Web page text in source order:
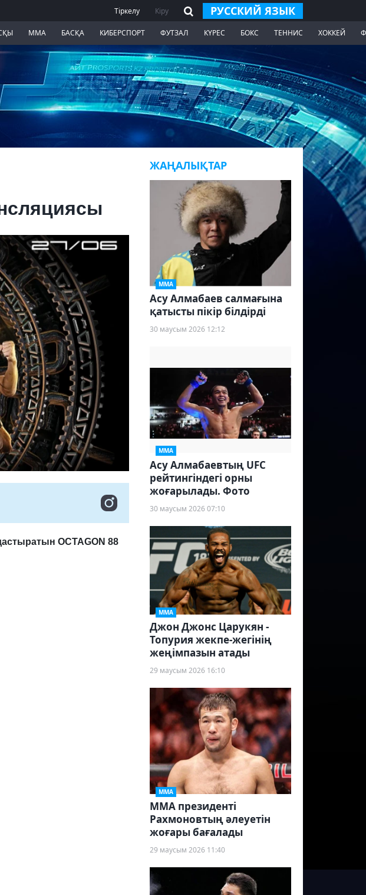
Тіркелу Кіру РУССКИЙ ЯЗЫК
ММА БАСҚА КИБЕРСПОРТ ФУТЗАЛ КҮРЕС БОКС ТЕННИС ХОККЕЙ
OCTAGON 88
ЖАҢАЛЫҚТАР
ММА
Асу Алмабаев салмағына
қатысты пікір білдірді
30 маусым 2026 12:12
ММА
Асу Алмабаевтың UFC
рейтингіндегі орны
жоғарылады. Фото
30 маусым 2026 07:10
ММА
Джон Джонс Царукян -
Топурия жекпе-жегінің
жеңімпазын атады
29 маусым 2026 16:10
ММА
ММА президенті
Рахмоновтың әлеуетін
жоғары бағалады
29 маусым 2026 11:40